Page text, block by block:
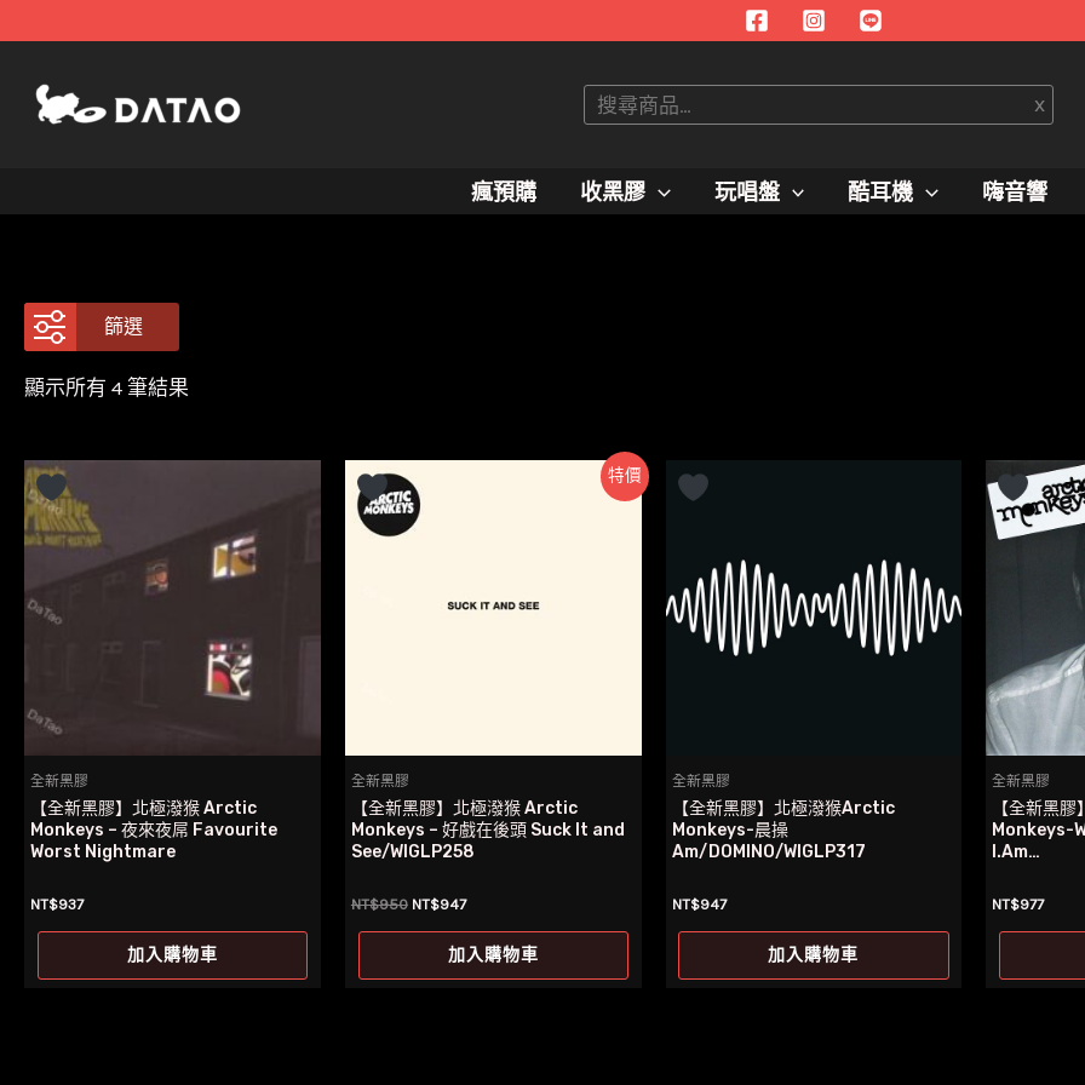
搜
x
瘋預購 收黑膠 玩唱盤 酷耳機 嗨音響
篩選
顯示所有 4 筆結果
全新黑膠
【全新黑膠】北極潑猴 Arctic
Monkeys – 夜來夜屌 Favourite
Worst Nightmare
NT$937
加入購物車
特價
全新黑膠
【全新黑膠】北極潑猴 Arctic
Monkeys – 好戲在後頭 Suck It and
See/WIGLP258
NT$950 原
NT$950。
NT$947目
價
格：
NT$947。
加入購物車
全新黑膠
【全新黑膠】北極潑猴Arctic
Monkeys-晨操
Am/DOMINO/WIGLP317
NT$947
加入購物車
全新黑膠
【全新黑
Monkeys-
I.Am…
NT$977